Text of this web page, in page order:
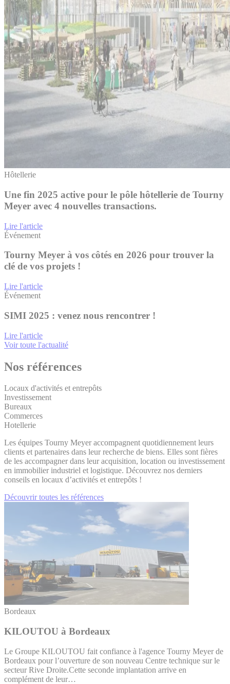
Hôtellerie
Une fin 2025 active pour le pôle hôtellerie de Tourny
Meyer avec 4 nouvelles transactions.
Lire l'article
Événement
Tourny Meyer à vos côtés en 2026 pour trouver la
clé de vos projets !
Lire l'article
Événement
SIMI 2025 : venez nous rencontrer !
Lire l'article
Voir toute l'actualité
Nos références
Locaux d'activités et entrepôts
Investissement
Bureaux
Commerces
Hotellerie
Les équipes Tourny Meyer accompagnent quotidiennement leurs
clients et partenaires dans leur recherche de biens. Elles sont fières
de les accompagner dans leur acquisition, location ou investissement
en immobilier industriel et logistique. Découvrez nos derniers
conseils en locaux d’activités et entrepôts !
Découvrir toutes les références
Bordeaux
KILOUTOU à Bordeaux
Le Groupe KILOUTOU fait confiance à l'agence Tourny Meyer de
Bordeaux pour l’ouverture de son nouveau Centre technique sur le
secteur Rive Droite.Cette seconde implantation arrive en
complément de leur…